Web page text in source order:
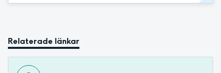
Relaterade länkar